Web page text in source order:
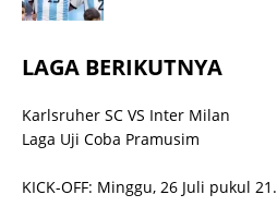
LAGA BERIKUTNYA
Karlsruher SC VS Inter Milan
Laga Uji Coba Pramusim
KICK-OFF: Minggu, 26 Juli pukul